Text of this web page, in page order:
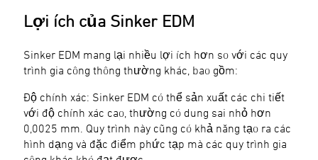
Lợi ích của Sinker EDM
Sinker EDM mang lại nhiều lợi ích hơn so với các quy
trình gia công thông thường khác, bao gồm:
Độ chính xác: Sinker EDM có thể sản xuất các chi tiết
với độ chính xác cao, thường có dung sai nhỏ hơn
0,0025 mm. Quy trình này cũng có khả năng tạo ra các
hình dạng và đặc điểm phức tạp mà các quy trình gia